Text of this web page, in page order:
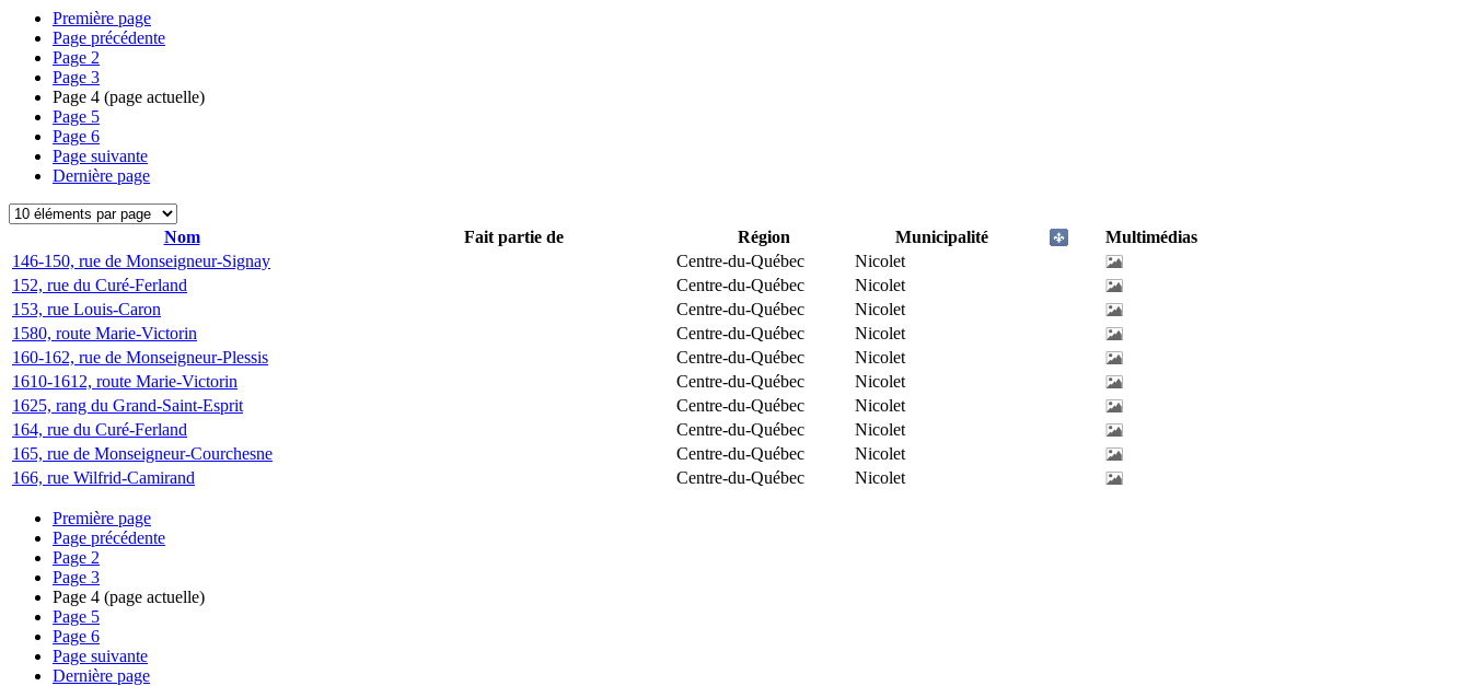
Première page
Page précédente
Page 2
Page 3
Page 4 (page actuelle)
Page 5
Page 6
Page suivante
Dernière page
Nom Fait partie de Région Municipalité
Multimédias
146-150, rue de Monseigneur-Signay
Centre-du-Québec
Nicolet
152, rue du Curé-Ferland
Centre-du-Québec
Nicolet
153, rue Louis-Caron
Centre-du-Québec
Nicolet
1580, route Marie-Victorin
Centre-du-Québec
Nicolet
160-162, rue de Monseigneur-Plessis
Centre-du-Québec
Nicolet
1610-1612, route Marie-Victorin
Centre-du-Québec
Nicolet
1625, rang du Grand-Saint-Esprit
Centre-du-Québec
Nicolet
164, rue du Curé-Ferland
Centre-du-Québec
Nicolet
165, rue de Monseigneur-Courchesne
Centre-du-Québec
Nicolet
166, rue Wilfrid-Camirand
Centre-du-Québec Nicolet
Première page
Page précédente
Page 2
Page 3
Page 4 (page actuelle)
Page 5
Page 6
Page suivante
Dernière page